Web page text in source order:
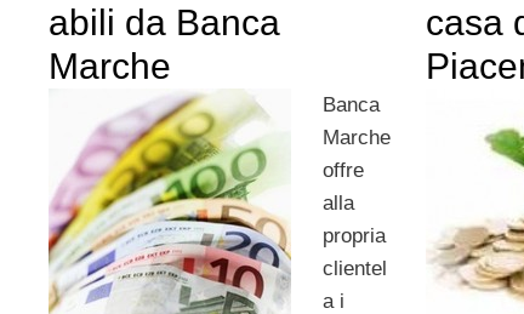
abili da Banca
Marche
Banca
Marche
offre
alla
propria
clientel
a i
casa